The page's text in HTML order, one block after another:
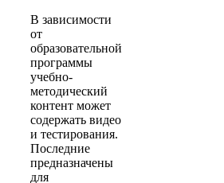
В зависимости
от
образовательной
программы
учебно-
методический
контент может
содержать видео
и тестирования.
Последние
предназначены
для